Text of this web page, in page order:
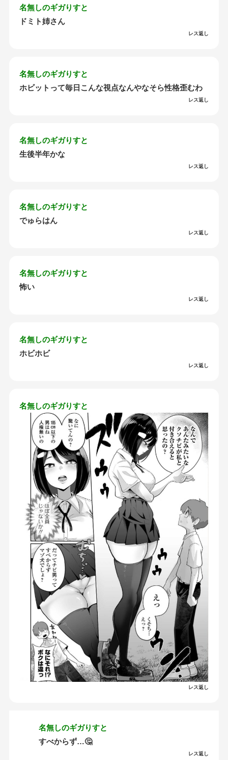
名無しのギガりすと
ドミト姉さん
レス返し
名無しのギガりすと
ホビットって毎日こんな視点なんやなそら性格歪むわ
レス返し
名無しのギガりすと
生後半年かな
レス返し
名無しのギガりすと
でゅらはん
レス返し
名無しのギガりすと
怖い
レス返し
名無しのギガりすと
ホビホビ
レス返し
名無しのギガりすと
レス返し
名無しのギガりすと
すべからず…🤔
レス返し